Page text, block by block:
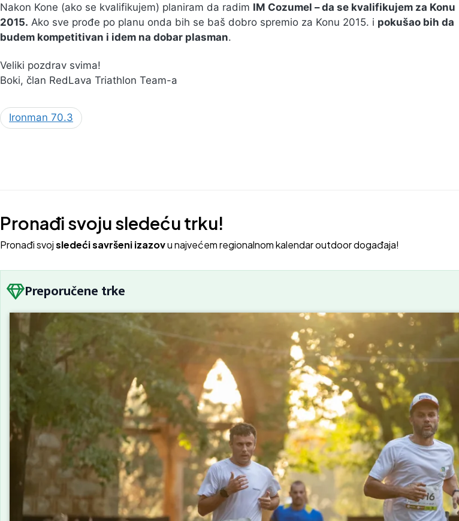
Nakon Kone (ako se kvalifikujem) planiram da radim IM Cozumel – da se kvalifikujem za Konu
2015. Ako sve prođe po planu onda bih se baš dobro spremio za Konu 2015. i pokušao bih da
budem kompetitivan i idem na dobar plasman.
Veliki pozdrav svima!
Boki, član RedLava Triathlon Team-a
Ironman 70.3
Pronađi svoju sledeću trku!
Pronađi svojsledeći savršeni izazovu najvećem regionalnom kalendar outdoor događaja!
Preporučene trke